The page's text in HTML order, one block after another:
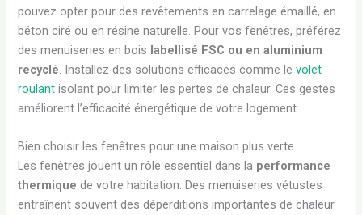
pouvez opter pour des revêtements en carrelage émaillé, en
béton ciré ou en résine naturelle. Pour vos fenêtres, préférez
des menuiseries en bois labellisé FSC ou en aluminium
recyclé . Installez des solutions efficaces comme levolet
roulant isolant pour limiter les pertes de chaleur. Ces gestes
améliorent l’efficacité énergétique de votre logement.
Bien choisir les fenêtres pour une maison plus verte
Les fenêtres jouent un rôle essentiel dans la performance
thermique de votre habitation. Des menuiseries vétustes
entraînent souvent des déperditions importantes de chaleur.